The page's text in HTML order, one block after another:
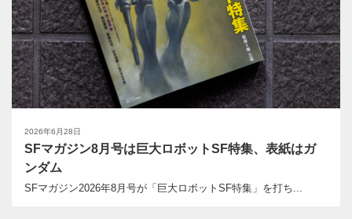
2026年6月28日
SFマガジン8月号は巨大ロボットSF特集、表紙はガ
ンダム
SFマガジン2026年8月号が「巨大ロボットSF特集」を打ち...